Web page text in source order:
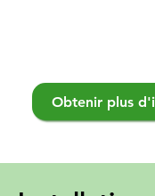
Obtenir plus